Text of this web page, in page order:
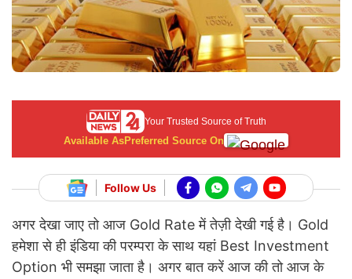
Your Trusted Source of Truth
Available AsPreferred Source On
Follow Us
अगर देखा जाए तो आज Gold Rate में तेज़ी देखी गई है। Gold
हमेशा से ही इंडिया की परम्परा के साथ यहां Best Investment
Option भी समझा जाता है। अगर बात करें आज की तो आज के